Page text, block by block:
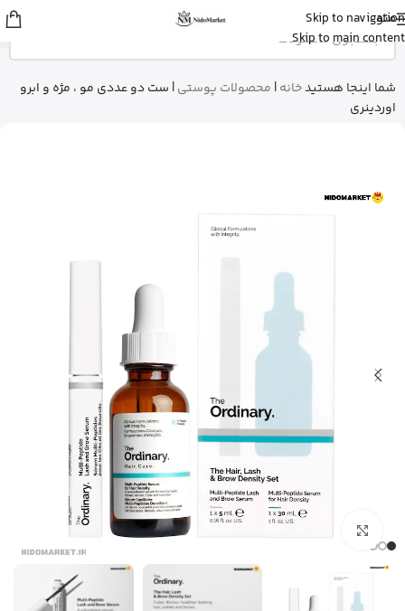
Skip to navigation
Skip to main content
منو
شما اینجا هستیدخانه| محصولات پوستی| ست دو عددی مو ، مژه و ابرو
اوردینری
sinaاز اصفهان
قرص ول من اورجینال رو خرید کرد